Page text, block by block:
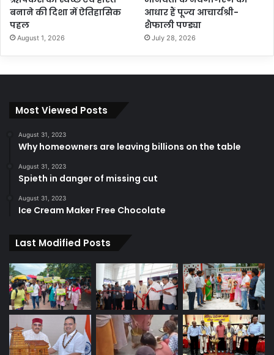
बनाने की दिशा में ऐतिहासिक
पहल
August 1, 2026
आधार हैं पूज्य आचार्यश्री-
शैफाली पण्ड्या
July 28, 2026
Most Viewed Posts
August 31, 2023
Why homeowners are leaving billions on the table
August 31, 2023
Spieth in danger of missing cut
August 31, 2023
Ice Cream Maker Free Chocolate
Last Modified Posts